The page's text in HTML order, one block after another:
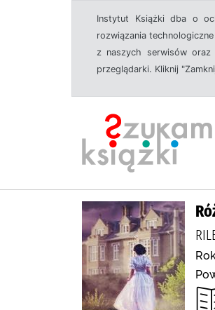
Instytut Książki dba o
rozwiązania
z naszych serwisów oraz
przeglądarki. Kliknij